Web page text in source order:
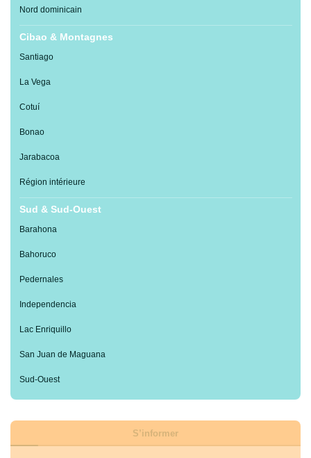
Nord dominicain
Cibao & Montagnes
Santiago
La Vega
Cotuí
Bonao
Jarabacoa
Région intérieure
Sud & Sud-Ouest
Barahona
Bahoruco
Pedernales
Independencia
Lac Enriquillo
San Juan de Maguana
Sud-Ouest
S’informer